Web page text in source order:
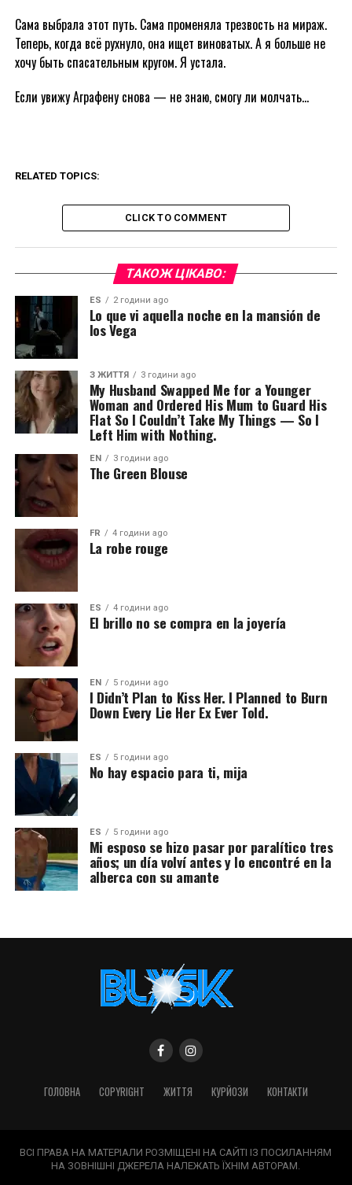
Сама выбрала этот путь. Сама променяла трезвость на мираж.
Теперь, когда всё рухнуло, она ищет виноватых. А я больше не
хочу быть спасательным кругом. Я устала.
Если увижу Аграфену снова — не знаю, смогу ли молчать…
RELATED TOPICS:
CLICK TO COMMENT
ТАКОЖ ЦІКАВО:
ES 2 години ago
Lo que vi aquella noche en la mansión de
los Vega
З ЖИТТЯ 3 години ago
My Husband Swapped Me for a Younger
Woman and Ordered His Mum to Guard His
Flat So I Couldn’t Take My Things — So I
Left Him with Nothing.
EN 3 години ago
The Green Blouse
FR 4 години ago
La robe rouge
ES 4 години ago
El brillo no se compra en la joyería
EN 5 години ago
I Didn’t Plan to Kiss Her. I Planned to Burn
Down Every Lie Her Ex Ever Told.
ES 5 години ago
No hay espacio para ti, mija
ES 5 години ago
Mi esposo se hizo pasar por paralítico tres
años; un día volví antes y lo encontré en la
alberca con su amante
ГОЛОВНА COPYRIGHT ЖИТТЯ КУРЙОЗИ КОНТАКТИ
ВСІ ПРАВА НА МАТЕРІАЛИ РОЗМІЩЕНІ НА САЙТІ ІЗ ПОСИЛАННЯМ
НА ЗОВНІШНІ ДЖЕРЕЛА НАЛЕЖАТЬ ЇХНІМ АВТОРАМ.